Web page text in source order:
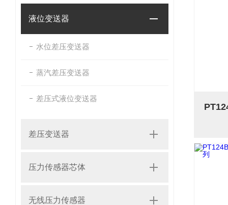
液位变送器
水位差压变送器
蒸汽差压变送器
差压式液位变送器
差压变送器
压力传感器芯体
无线压力传感器